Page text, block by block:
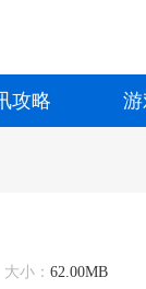
攻略
大小： 62.00MB